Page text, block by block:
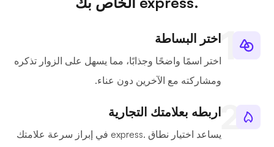
اختر البساطة
اختر اسمًا واضحًا وجذابًا، مما يسهل على الزوار تذكره
ومشاركته مع الآخرين دون عناء.
اربطه بعلامتك التجارية
يساعد اختيار نطاق .express في إبراز سرعة علامتك